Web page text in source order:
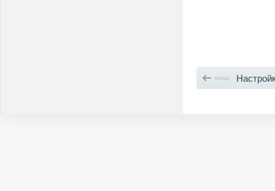
назад Настройка